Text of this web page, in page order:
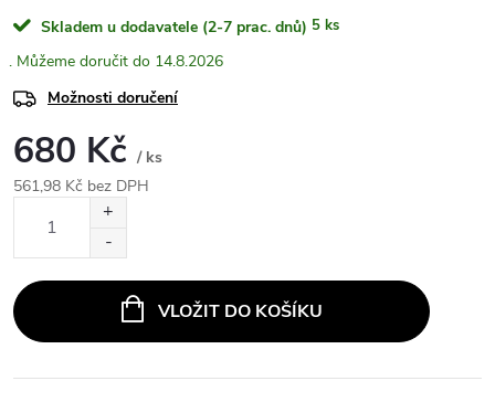
Skladem u dodavatele (2-7 prac. dnů) 5 ks
14.8.2026
Možnosti doručení
680 Kč / ks
561,98 Kč bez DPH
VLOŽIT DO KOŠÍKU